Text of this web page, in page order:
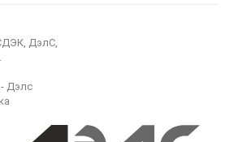
ДэлС,
Дэлс